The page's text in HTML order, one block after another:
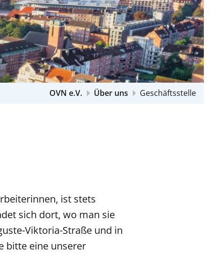
OVN e.V. Über uns Geschäftsstelle
ist stets
sich dort, wo man sie
Viktoria-Straße und in
bitte eine unserer